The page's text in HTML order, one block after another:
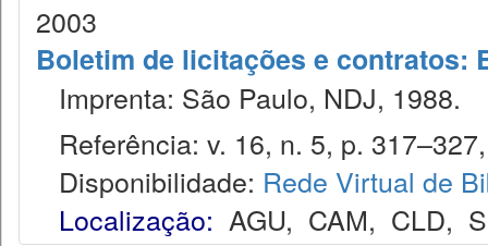
2003
Boletim de licitações e contratos:
Imprenta: São Paulo, NDJ, 1988.
Referência: v. 16, n. 5, p.
Disponibilidade: Rede Virtual de
Localização: AGU, CAM, CLD,